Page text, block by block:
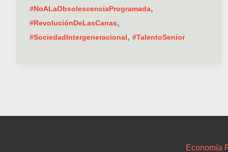
#NoALaObsolescenciaProgramada,
#RevoluciónDeLasCanas,
#SociedadIntergeneracional, #TalentoSenior
Economía